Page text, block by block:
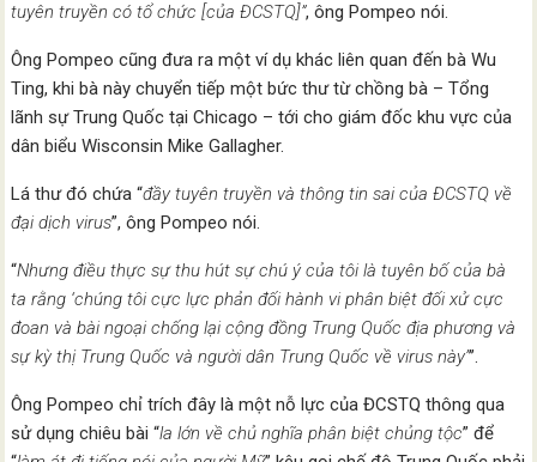
tuyên truyền có tổ chức [của ĐCSTQ]”, ông Pompeo nói.
Ông Pompeo cũng đưa ra một ví dụ khác liên quan đến bà Wu
Ting, khi bà này chuyển tiếp một bức thư từ chồng bà – Tổng
lãnh sự Trung Quốc tại Chicago – tới cho giám đốc khu vực của
dân biểu Wisconsin Mike Gallagher.
Lá thư đó chứa “đầy tuyên truyền và thông tin sai của ĐCSTQ về
đại dịch virus”, ông Pompeo nói.
“Nhưng điều thực sự thu hút sự chú ý của tôi là tuyên bố của bà
ta rằng ‘chúng tôi cực lực phản đối hành vi phân biệt đối xử cực
đoan và bài ngoại chống lại cộng đồng Trung Quốc địa phương và
sự kỳ thị Trung Quốc và người dân Trung Quốc về virus này’’’.
Ông Pompeo chỉ trích đây là một nỗ lực của ĐCSTQ thông qua
sử dụng chiêu bài “la lớn về chủ nghĩa phân biệt chủng tộc” để